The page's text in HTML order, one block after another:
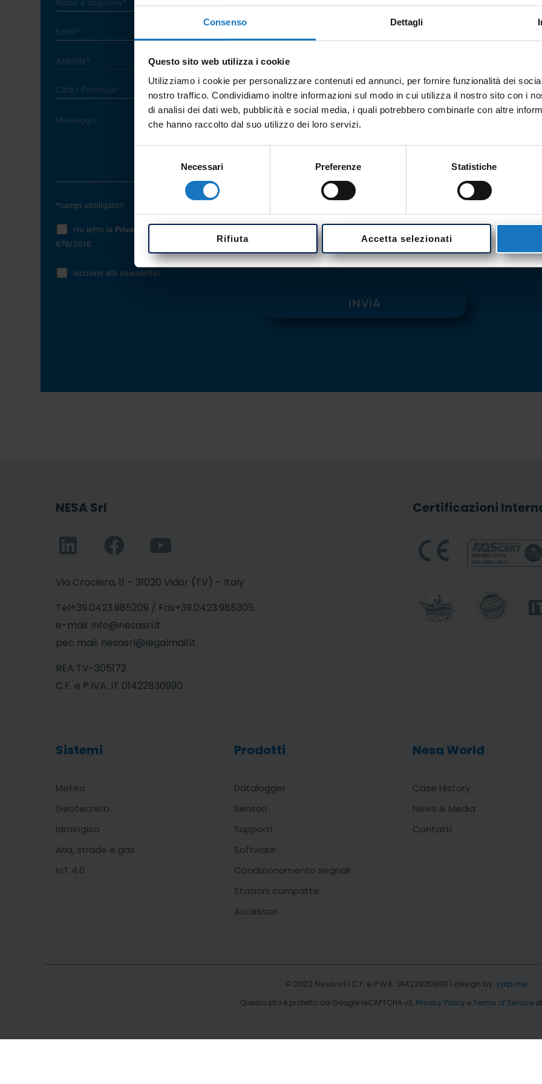
Consenso Dettagli
Questo sito web utilizza i cookie
Utilizziamo i cookie per personalizzare contenuti ed annunci, per fornire funzionalità dei
nostro traffico. Condividiamo inoltre informazioni sul modo in cui utilizza il nostro sito con i
di analisi dei dati web, pubblicità e social media, i quali potrebbero combinarle con altre
che hanno raccolto dal suo utilizzo dei loro servizi.
consenso
Necessari Preferenze Statistiche
Rifiuta Accetta selezionati
*campi obbligatori
Ho letto la Privacy Policy
e acconsento al trattamento dei dati personali ai sensi del Regolamento UE n.
679/2016.
Iscrivimi alla newsletter.
NESA Srl
Via Crociera, 11 – 31020 Vidor (TV) – Italy
Tel+39.0423.985209 / Fax+39.0423.985305
e-mail: info@nesasrl.it
pec mail: nesasrl@legalmail.it
REA TV-305172
C.F. e P.IVA. IT 01422830990
Certificazioni
Sistemi
Meteo
Geotecnico
Idrologico
Aria, strade e gas
IoT 4.0
Prodotti
Datalogger
Sensori
Supporti
Software
Condizionamento segnali
Stazioni compatte
Accessori
Nesa World
Case History
News & Media
Contatti
© 2022 Nesa srl | C.F. e P.IVA. 01422830990 | design by: yalp.me
Questo sito è protetto da Google reCAPTCHA v3, Privacy Policy eTerms of Servicedi